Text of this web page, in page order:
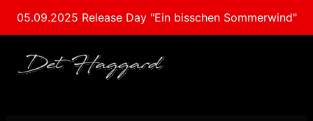
05.09.2025 Release Day "Ein bisschen Sommerwind"
Inhalt